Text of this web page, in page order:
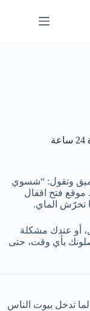
وتقول: “شسوي
موقع فتح اقفال
تخرّش الماي.
أو عندك مشكلة
بأي وقت، حتى
تدخل بيوت الناس